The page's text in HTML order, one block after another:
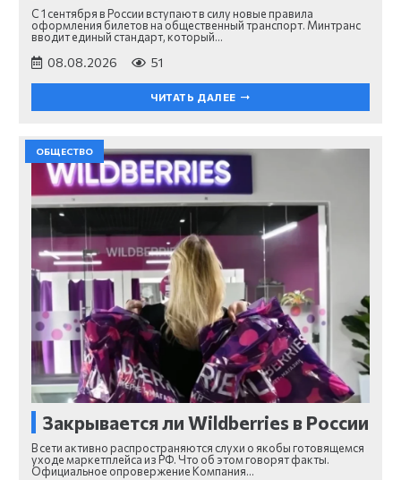
С 1 сентября в России вступают в силу новые правила
оформления билетов на общественный транспорт. Минтранс
вводит единый стандарт, который…
08.08.2026 51
ЧИТАТЬ ДАЛЕЕ
ОБЩЕСТВО
Закрывается ли Wildberries в России
В сети активно распространяются слухи о якобы готовящемся
уходе маркетплейса из РФ. Что об этом говорят факты.
Официальное опровержение Компания…